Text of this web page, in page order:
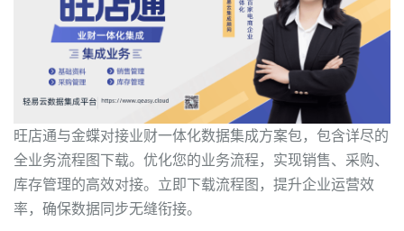
旺店通与金蝶对接业财一体化数据集成方案包，包含详尽的
全业务流程图下载。优化您的业务流程，实现销售、采购、
库存管理的高效对接。立即下载流程图，提升企业运营效
率，确保数据同步无缝衔接。